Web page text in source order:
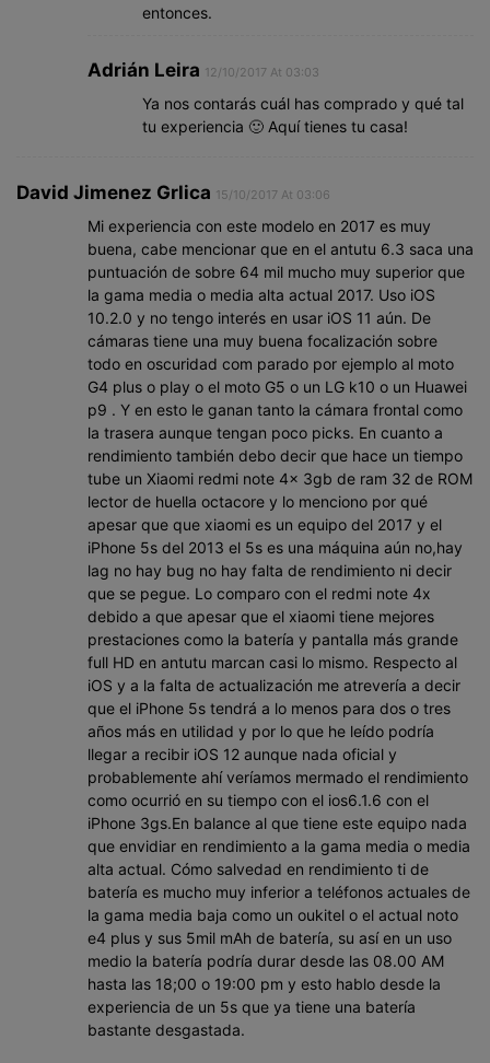
entonces.
Adrián Leira 12/10/2017 At 03:03
Ya nos contarás cuál has comprado y qué tal
tu experiencia 🙂 Aquí tienes tu casa!
David Jimenez Grlica 15/10/2017 At 03:06
Mi experiencia con este modelo en 2017 es muy
buena, cabe mencionar que en el antutu 6.3 saca una
puntuación de sobre 64 mil mucho muy superior que
la gama media o media alta actual 2017. Uso iOS
10.2.0 y no tengo interés en usar iOS 11 aún. De
cámaras tiene una muy buena focalización sobre
todo en oscuridad com parado por ejemplo al moto
G4 plus o play o el moto G5 o un LG k10 o un Huawei
p9 . Y en esto le ganan tanto la cámara frontal como
la trasera aunque tengan poco picks. En cuanto a
rendimiento también debo decir que hace un tiempo
tube un Xiaomi redmi note 4x 3gb de ram 32 de ROM
lector de huella octacore y lo menciono por qué
apesar que que xiaomi es un equipo del 2017 y el
iPhone 5s del 2013 el 5s es una máquina aún no,hay
lag no hay bug no hay falta de rendimiento ni decir
que se pegue. Lo comparo con el redmi note 4x
debido a que apesar que el xiaomi tiene mejores
prestaciones como la batería y pantalla más grande
full HD en antutu marcan casi lo mismo. Respecto al
iOS y a la falta de actualización me atrevería a decir
que el iPhone 5s tendrá a lo menos para dos o tres
años más en utilidad y por lo que he leído podría
llegar a recibir iOS 12 aunque nada oficial y
probablemente ahí veríamos mermado el rendimiento
como ocurrió en su tiempo con el ios6.1.6 con el
iPhone 3gs.En balance al que tiene este equipo nada
que envidiar en rendimiento a la gama media o media
alta actual. Cómo salvedad en rendimiento ti de
batería es mucho muy inferior a teléfonos actuales de
la gama media baja como un oukitel o el actual noto
e4 plus y sus 5mil mAh de batería, su así en un uso
medio la batería podría durar desde las 08.00 AM
hasta las 18;00 o 19:00 pm y esto hablo desde la
experiencia de un 5s que ya tiene una batería
bastante desgastada.